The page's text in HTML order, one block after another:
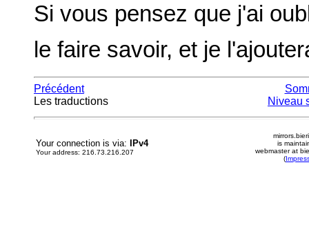
Si vous pensez que j'ai
le faire savoir, et je
Précédent
Les traductions
Niveau
Your connection is via: IPv4
Your address: 216.73.216.207
is
webmaster at
(